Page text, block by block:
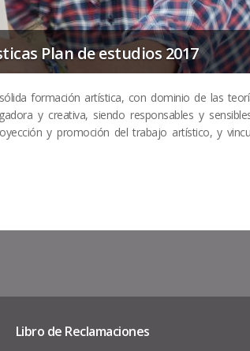
Plan de estudios 2017
formación artística, con dominio de las
y creativa, siendo responsables y
y promoción del trabajo artístico, y
Libro de Reclamaciones